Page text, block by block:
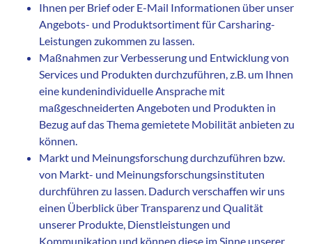
Ihnen per Brief oder E-Mail Informationen über unser
Angebots- und Produktsortiment für Carsharing-
Leistungen zukommen zu lassen.
Maßnahmen zur Verbesserung und Entwicklung von
Services und Produkten durchzuführen, z.B. um Ihnen
eine kundenindividuelle Ansprache mit
maßgeschneiderten Angeboten und Produkten in
Bezug auf das Thema gemietete Mobilität anbieten zu
können.
Markt und Meinungsforschung durchzuführen bzw.
von Markt- und Meinungsforschungsinstituten
durchführen zu lassen. Dadurch verschaffen wir uns
einen Überblick über Transparenz und Qualität
unserer Produkte, Dienstleistungen und
Kommunikation und können diese im Sinne unserer